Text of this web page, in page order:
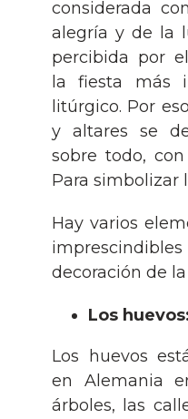
considerada
alegría y de la
percibida por
la fiesta más
litúrgico. Por
y altares se
sobre todo,
Para simbolizar
Hay varios
decoración de la
Los
Los huevos
en Alemania
árboles, las